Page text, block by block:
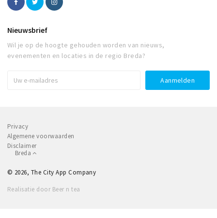
Nieuwsbrief
Wil je op de hoogte gehouden worden van nieuws,
evenementen en locaties in de regio Breda?
Privacy
Algemene voorwaarden
Disclaimer
Breda
© 2026, The City App Company
Realisatie door Beer n tea